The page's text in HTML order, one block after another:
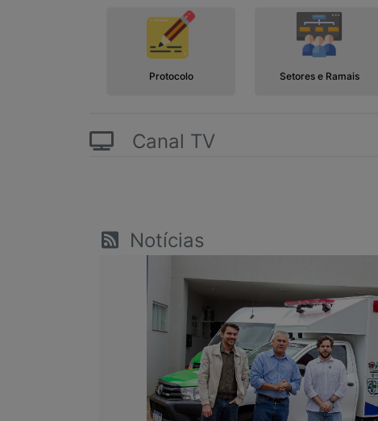
Protocolo Setores e Ramais
Canal TV
Notícias